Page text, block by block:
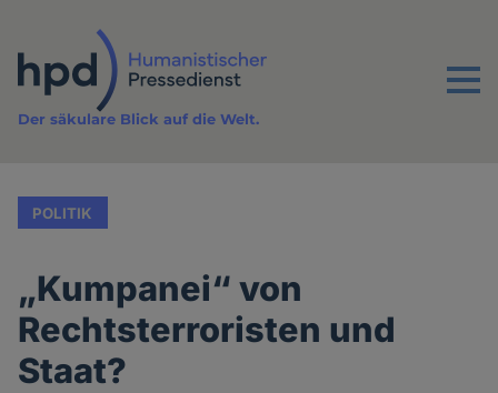
Inhalt
Menu
Der säkulare Blick auf die Welt.
POLITIK
„Kumpanei“ von
Rechtsterroristen und
Staat?